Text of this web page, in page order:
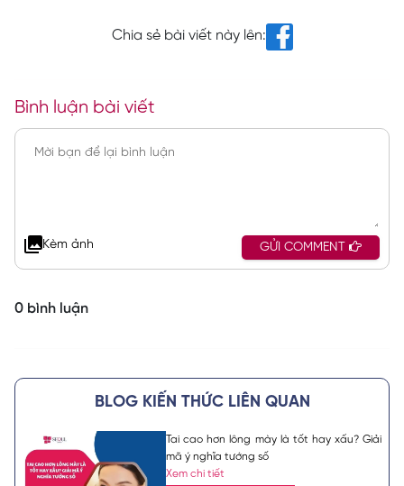
Chia sẻ bài viết này lên:
Bình luận bài viết
Kèm ảnh GỬI COMMENT
0 bình luận
BLOG KIẾN THỨC LIÊN QUAN
Tai cao hơn lông mày là tốt hay xấu? Giải
mã ý nghĩa tướng số
Xem chi tiết